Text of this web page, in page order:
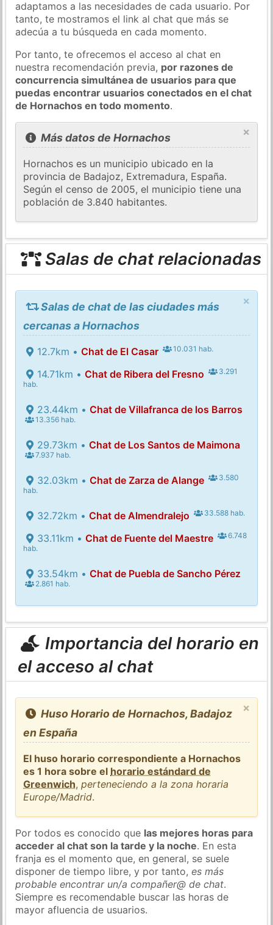
adaptamos a las necesidades de cada usuario. Por
tanto, te mostramos el link al chat que más se
adecúa a tu búsqueda en cada momento.
Por tanto, te ofrecemos el acceso al chat en
nuestra recomendación previa, por razones de
concurrencia simultánea de usuarios para que
puedas encontrar usuarios conectados en el chat
de Hornachos en todo momento.
×
Más datos de Hornachos
Hornachos es un municipio ubicado en la
provincia de Badajoz, Extremadura, España.
Según el censo de 2005, el municipio tiene una
población de 3.840 habitantes.
Salas de chat relacionadas
×
Salas de chat de las ciudades más
cercanas a Hornachos
12.7km • Chat de El Casar 10.031 hab.
14.71km • Chat de Ribera del Fresno
3.291
hab.
23.44km • Chat de Villafranca de los Barros
13.356 hab.
29.73km • Chat de Los Santos de Maimona
7.937 hab.
32.03km • Chat de Zarza de Alange
3.580
hab.
32.72km • Chat de Almendralejo 33.588 hab.
33.11km • Chat de Fuente del Maestre
6.748
hab.
33.54km • Chat de Puebla de Sancho Pérez
2.861 hab.
Importancia del horario en
el acceso al chat
×
Huso Horario de Hornachos, Badajoz
en España
El huso horario correspondiente a Hornachos
es 1 hora sobre el horario estándard de
Greenwich,perteneciendo a la zona horaria
Europe/Madrid.
Por todos es conocido que las mejores horas para
acceder al chat son la tarde y la noche. En esta
franja es el momento que, en general, se suele
disponer de tiempo libre, y por tanto,es más
probable encontrar un/a compañer@ de chat.
Siempre es recomendable buscar las horas de
mayor afluencia de usuarios.